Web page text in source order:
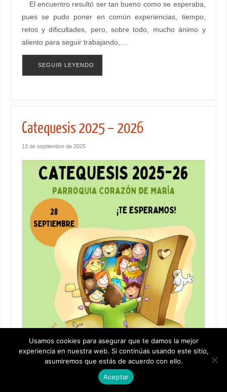
El encuentro resultó ser tan bueno como se esperaba,
pues se pudo poner en común experiencias, tiempo,
retos y dificultades, pero, sobre todo, mucho ánimo y
aliento para seguir trabajando,…
SEGUIR LEYENDO
Catequesis 2025 – 2026
13 de septiembre de 2025
Usamos cookies para asegurar que te damos la mejor
experiencia en nuestra web. Si continúas usando este sitio,
asumiremos que estás de acuerdo con ello.
Aceptar